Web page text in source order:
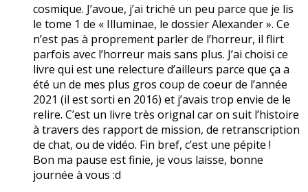
cosmique. J’avoue, j’ai triché un peu parce que je lis
le tome 1 de « Illuminae, le dossier Alexander ». Ce
n’est pas à proprement parler de l’horreur, il flirt
parfois avec l’horreur mais sans plus. J’ai choisi ce
livre qui est une relecture d’ailleurs parce que ça a
été un de mes plus gros coup de coeur de l’année
2021 (il est sorti en 2016) et j’avais trop envie de le
relire. C’est un livre très orignal car on suit l’histoire
à travers des rapport de mission, de retranscription
de chat, ou de vidéo. Fin bref, c’est une pépite !
Bon ma pause est finie, je vous laisse, bonne
journée à vous :d